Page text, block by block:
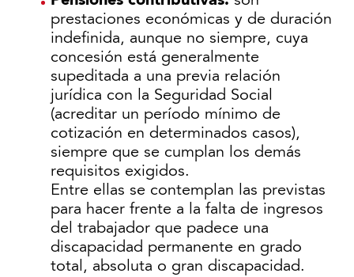
prestaciones económicas y de duración
indefinida, aunque no siempre, cuya
concesión está generalmente
supeditada a una previa relación
jurídica con la Seguridad Social
(acreditar un período mínimo de
cotización en determinados casos),
siempre que se cumplan los demás
requisitos exigidos.
Entre ellas se contemplan las previstas
para hacer frente a la falta de ingresos
del trabajador que padece una
discapacidad permanente en grado
total, absoluta o gran discapacidad.